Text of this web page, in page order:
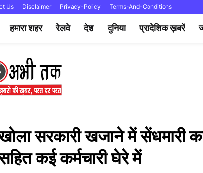
Us Disclaimer Privacy-Policy Terms-And-Conditions
हमारा शहर रेलवे देश दुनिया प्रादेशिक ख़बरें
सरकारी खजाने में सेंधमारी
सहित कई कर्मचारी घेरे में